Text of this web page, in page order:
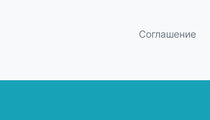
Соглашение